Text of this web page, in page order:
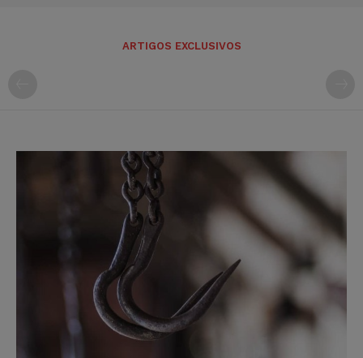
ARTIGOS EXCLUSIVOS